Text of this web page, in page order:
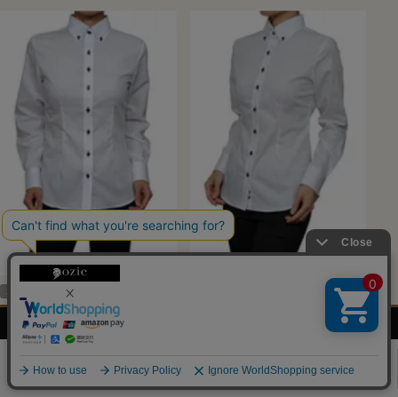
メンズ
シャツ
シャツの
基礎知識
【レディースシャツ】
スリムフィット・長袖・形態安定・ボ
タンダウン
6,600 税込
スリムフィット・長袖・形態安定・ボ
¥6,600 税込